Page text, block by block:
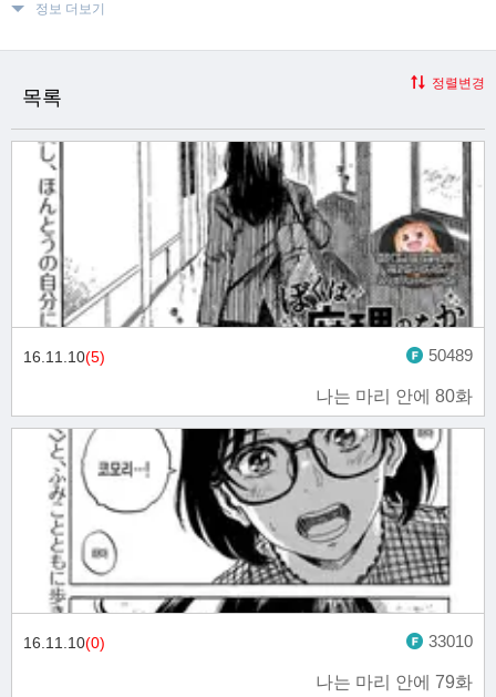
정보 더보기
목록
정렬변경
나는 마리 안에 80화
16.11.10(5) 50489
나는 마리 안에 79화
16.11.10(0) 33010